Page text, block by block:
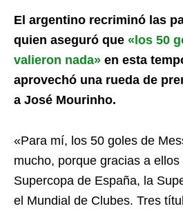
El argentino recriminó las
quien aseguró que «los 50
valieron nada» en esta
aprovechó una rueda de
a José Mourinho.
«Para mí, los 50 goles de
mucho, porque gracias a
Supercopa de España, la
el Mundial de Clubes. Tres